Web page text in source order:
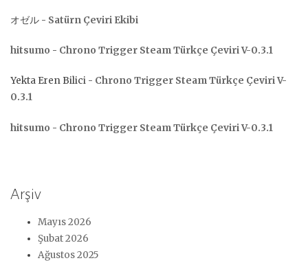
オゼル - Satürn Çeviri Ekibi
hitsumo - Chrono Trigger Steam Türkçe Çeviri V-0.3.1
Yekta Eren Bilici - Chrono Trigger Steam Türkçe Çeviri V-
0.3.1
hitsumo - Chrono Trigger Steam Türkçe Çeviri V-0.3.1
Arşiv
Mayıs 2026
Şubat 2026
Ağustos 2025